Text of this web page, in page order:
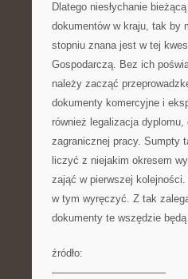
Dlatego niesłychanie
dokumentów w kraju, tak by
stopniu znana jest w tej
Gospodarczą. Bez ich
należy zacząć
dokumenty komercyjne i
również legalizacja
zagranicznej pracy. Sumpty
liczyć z niejakim okresem
zająć w pierwszej
w tym wyręczyć. Z tak
dokumenty te wszędzie
źródło:
———————————